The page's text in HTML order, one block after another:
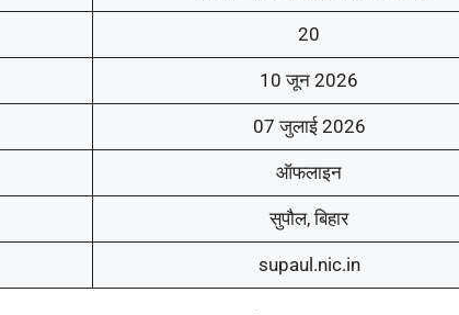
20
10 जून 2026
07 जुलाई 2026
ऑफलाइन
सुपौल, बिहार
supaul.nic.in